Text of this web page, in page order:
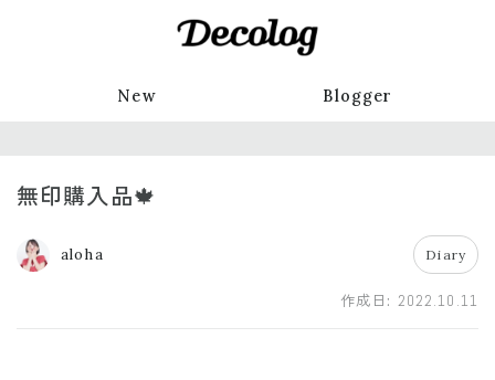
New Blogger
無印購入品🍁
aloha Diary
作成日: 2022.10.11